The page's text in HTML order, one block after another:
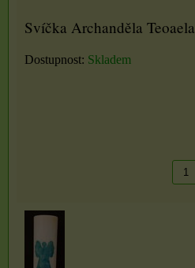
Svíčka Archanděla Teoaela
Dostupnost: Skladem